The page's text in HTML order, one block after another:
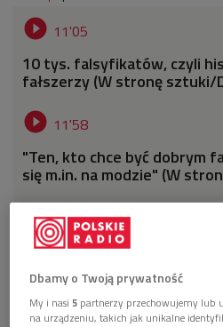
 11'05
10 tys. falsyfikatów, czyli
fałszerzy (W stronę sztuki/
 11'58
"Ten, kto chce być dobrym
się m.in. na modzie" (W
Dbamy o Twoją prywatność
My i nasi5 partnerzy przechowujemy lub
na urządzeniu, takich jak unikalne